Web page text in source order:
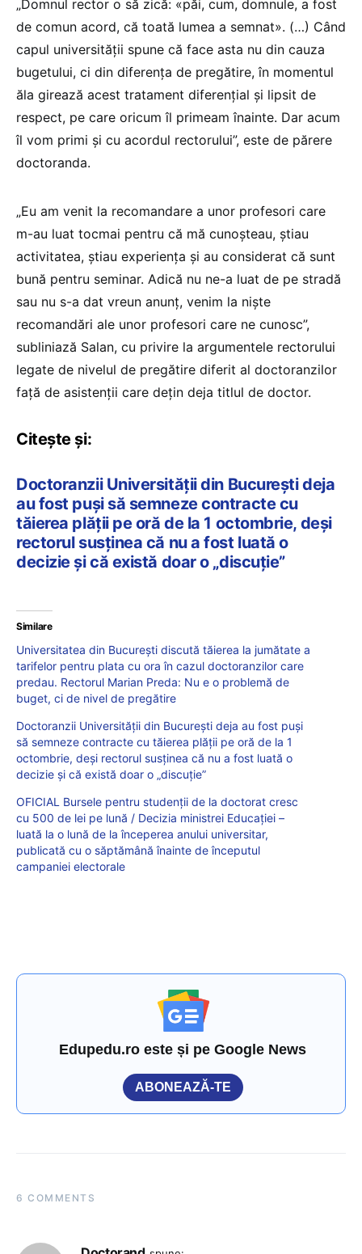
„Domnul rector o să zică: «păi, cum, domnule, a fost
de comun acord, că toată lumea a semnat». (…) Când
capul universității spune că face asta nu din cauza
bugetului, ci din diferența de pregătire, în momentul
ăla girează acest tratament diferențial și lipsit de
respect, pe care oricum îl primeam înainte. Dar acum
îl vom primi și cu acordul rectorului”, este de părere
doctoranda.
„Eu am venit la recomandare a unor profesori care
m-au luat tocmai pentru că mă cunoșteau, știau
activitatea, știau experiența și au considerat că sunt
bună pentru seminar. Adică nu ne-a luat de pe stradă
sau nu s-a dat vreun anunț, venim la niște
recomandări ale unor profesori care ne cunosc”,
subliniază Salan, cu privire la argumentele rectorului
legate de nivelul de pregătire diferit al doctoranzilor
față de asistenții care dețin deja titlul de doctor.
Citește și:
Doctoranzii Universității din București deja
au fost puși să semneze contracte cu
tăierea plății pe oră de la 1 octombrie, deși
rectorul susținea că nu a fost luată o
decizie și că există doar o „discuție”
Similare
Universitatea din București discută tăierea la jumătate a
tarifelor pentru plata cu ora în cazul doctoranzilor care
predau. Rectorul Marian Preda: Nu e o problemă de
buget, ci de nivel de pregătire
Doctoranzii Universității din București deja au fost puși
să semneze contracte cu tăierea plății pe oră de la 1
octombrie, deși rectorul susținea că nu a fost luată o
decizie și că există doar o „discuție”
OFICIAL Bursele pentru studenții de la doctorat cresc
cu 500 de lei pe lună / Decizia ministrei Educației –
luată la o lună de la începerea anului universitar,
publicată cu o săptămână înainte de începutul
campaniei electorale
Edupedu.ro este și pe Google News
ABONEAZĂ-TE
6 COMMENTS